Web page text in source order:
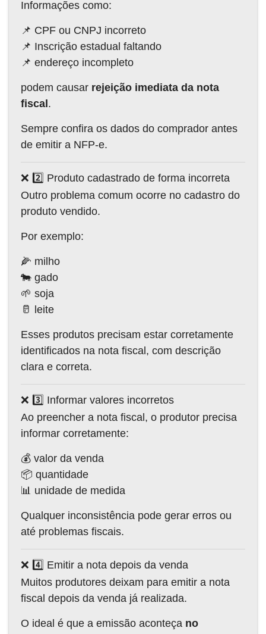
Informações como:
📌 CPF ou CNPJ incorreto
📌 Inscrição estadual faltando
📌 endereço incompleto
podem causar rejeição imediata da nota
fiscal.
Sempre confira os dados do comprador antes
de emitir a NFP-e.
❌ 2️⃣ Produto cadastrado de forma incorreta
Outro problema comum ocorre no cadastro do
produto vendido.
Por exemplo:
🌽 milho
🐄 gado
🌱 soja
🥛 leite
Esses produtos precisam estar corretamente
identificados na nota fiscal, com descrição
clara e correta.
❌ 3️⃣ Informar valores incorretos
Ao preencher a nota fiscal, o produtor precisa
informar corretamente:
💰 valor da venda
📦 quantidade
📊 unidade de medida
Qualquer inconsistência pode gerar erros ou
até problemas fiscais.
❌ 4️⃣ Emitir a nota depois da venda
Muitos produtores deixam para emitir a nota
fiscal depois da venda já realizada.
O ideal é que a emissão aconteça no